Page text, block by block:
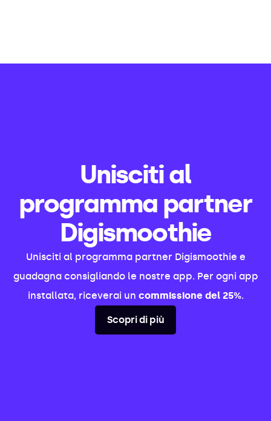
Unisciti al
programma partner
Digismoothie
Unisciti al programma partner Digismoothie e
guadagna consigliando le nostre app. Per ogni app
installata, riceverai un commissione del 25%.
Scopri di più